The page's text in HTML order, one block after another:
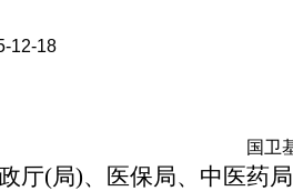
12-18
国卫
厅(局)、医保局、中医药局